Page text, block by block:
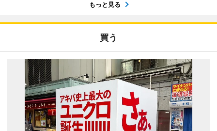
もっと見る
買う